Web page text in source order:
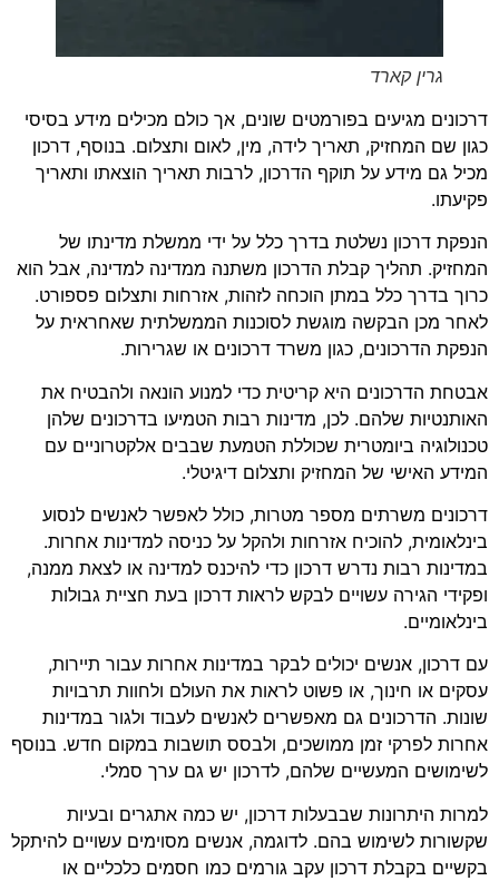
גרין קארד
דרכונים מגיעים בפורמטים שונים, אך כולם מכילים מידע בסיסי
כגון שם המחזיק, תאריך לידה, מין, לאום ותצלום. בנוסף, דרכון
מכיל גם מידע על תוקף הדרכון, לרבות תאריך הוצאתו ותאריך
פקיעתו.
הנפקת דרכון נשלטת בדרך כלל על ידי ממשלת מדינתו של
המחזיק. תהליך קבלת הדרכון משתנה ממדינה למדינה, אבל הוא
כרוך בדרך כלל במתן הוכחה לזהות, אזרחות ותצלום פספורט.
לאחר מכן הבקשה מוגשת לסוכנות הממשלתית שאחראית על
הנפקת הדרכונים, כגון משרד דרכונים או שגרירות.
אבטחת הדרכונים היא קריטית כדי למנוע הונאה ולהבטיח את
האותנטיות שלהם. לכן, מדינות רבות הטמיעו בדרכונים שלהן
טכנולוגיה ביומטרית שכוללת הטמעת שבבים אלקטרוניים עם
המידע האישי של המחזיק ותצלום דיגיטלי.
דרכונים משרתים מספר מטרות, כולל לאפשר לאנשים לנסוע
בינלאומית, להוכיח אזרחות ולהקל על כניסה למדינות אחרות.
במדינות רבות נדרש דרכון כדי להיכנס למדינה או לצאת ממנה,
ופקידי הגירה עשויים לבקש לראות דרכון בעת ​​חציית גבולות
בינלאומיים.
עם דרכון, אנשים יכולים לבקר במדינות אחרות עבור תיירות,
עסקים או חינוך, או פשוט לראות את העולם ולחוות תרבויות
שונות. הדרכונים גם מאפשרים לאנשים לעבוד ולגור במדינות
אחרות לפרקי זמן ממושכים, ולבסס תושבות במקום חדש. בנוסף
לשימושים המעשיים שלהם, לדרכון יש גם ערך סמלי.
למרות היתרונות שבבעלות דרכון, יש כמה אתגרים ובעיות
שקשורות לשימוש בהם. לדוגמה, אנשים מסוימים עשויים להיתקל
בקשיים בקבלת דרכון עקב גורמים כמו חסמים כלכליים או